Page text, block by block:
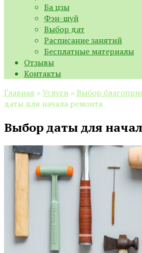
Ба цзы
Фэн-шуй
Выбор дат
Расписание занятий
Бесплатные материалы
Отзывы
Контакты
Главная » Услуги » Выбор
даты для начала ремонта
Выбор даты для